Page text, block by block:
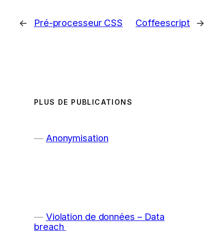
← Pré-processeur CSS Coffeescript →
PLUS DE PUBLICATIONS
Anonymisation
Violation de données – Data
breach